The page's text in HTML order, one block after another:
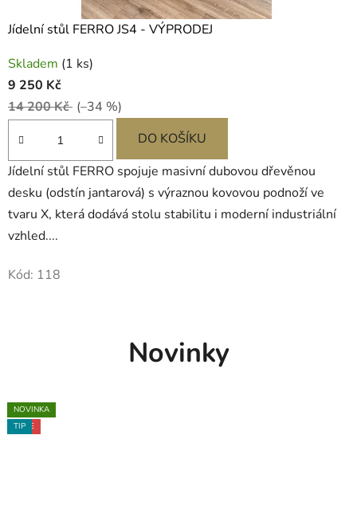
Jídelní stůl FERRO JS4 - VÝPRODEJ
Skladem (1 ks)
9 250 Kč
14 200 Kč (–34 %)
DO KOŠÍKU
Jídelní stůl FERRO spojuje masivní dubovou dřevěnou
desku (odstín jantarová) s výraznou kovovou podnoží ve
tvaru X, která dodává stolu stabilitu i moderní industriální
vzhled....
Kód: 118
Novinky
TIP
AKCE
TIP
AKCE
TIP
AKCE
NOVINKA
NOVINKA
NOVINKA
TIP